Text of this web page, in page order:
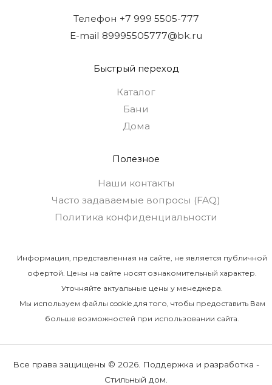
Телефон +7 999 5505-777
E-mail 89995505777@bk.ru
Быстрый переход
Каталог
Бани
Дома
Полезное
Наши контакты
Часто задаваемые вопросы (FAQ)
Политика конфиденциальности
Информация, представленная на сайте, не является публичной
офертой. Цены на сайте носят ознакомительный характер.
Уточняйте актуальные цены у менеджера.
Мы используем файлы cookie для того, чтобы предоставить Вам
больше возможностей при использовании сайта.
Все права защищены © 2026. Поддержка и разработка -
Стильный дом.